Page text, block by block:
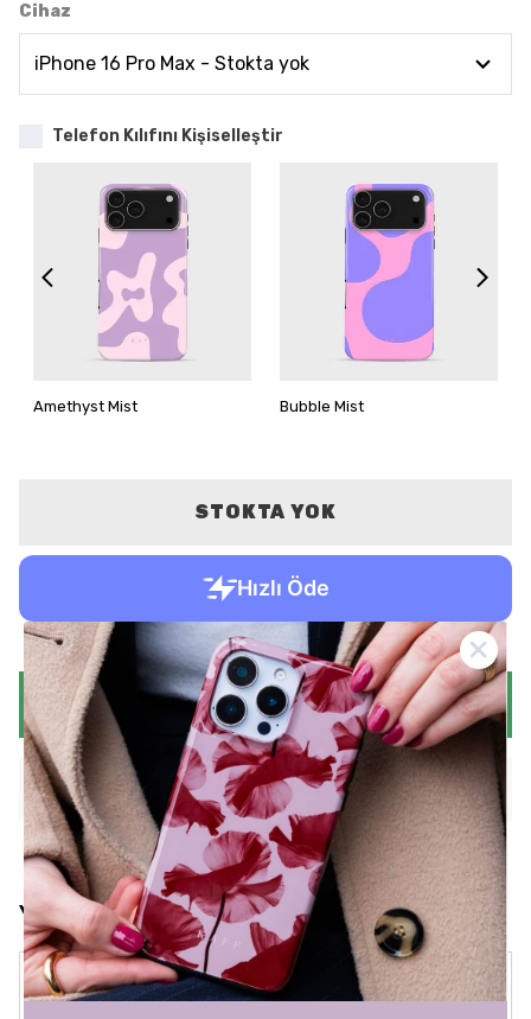
Cihaz
Telefon Kılıfını Kişiselleştir
Amethyst Mist Bubble Mist
STOKTA YOK
WHATSAPP
KARGO VE İADE POLİTİKASI
Yorumlar